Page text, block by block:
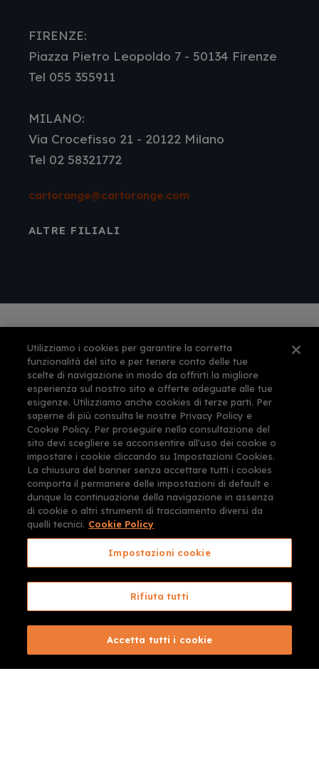
FIRENZE:
Piazza Pietro Leopoldo 7 - 50134 Firenze
Tel 055 355911
MILANO:
Via Crocefisso 21 - 20122 Milano
Tel 02 58321772
cartorange@cartorange.com
ALTRE FILIALI
Autorizzazione amministrativa n° 561 per
l'esercizio dell'attività di agenzia di viaggi e
turismo rilasciata dalla Provincia di Firenze il 12-
feb-1999
This site is protected by reCAPTCHA and the
GooglePrivacy PolicyandTerms of Service
apply.
Utilizziamo i cookies per garantire la corretta
funzionalità del sito e per tenere conto delle tue
scelte di navigazione in modo da offrirti la migliore
esperienza sul nostro sito e offerte adeguate alle tue
esigenze. Utilizziamo anche cookies di terze parti. Per
saperne di più consulta le nostre Privacy Policy e
Cookie Policy. Per proseguire nella consultazione del
sito devi scegliere se acconsentire all'uso dei cookie o
impostare i cookie cliccando su Impostazioni Cookies.
La chiusura del banner senza accettare tutti i cookies
comporta il permanere delle impostazioni di default e
dunque la continuazione della navigazione in assenza
di cookie o altri strumenti di tracciamento diversi da
quelli tecnici. Cookie Policy
Impostazioni cookie
Rifiuta tutti
Accetta tutti i cookie